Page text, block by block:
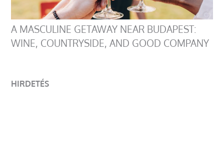
A MASCULINE GETAWAY NEAR BUDAPEST:
WINE, COUNTRYSIDE, AND GOOD COMPANY
HIRDETÉS